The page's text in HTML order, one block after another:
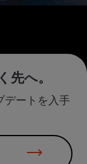
へ。
デートを入手